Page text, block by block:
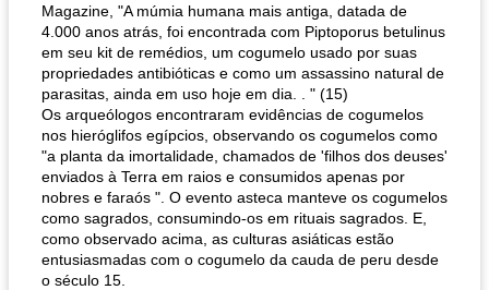
Magazine, "A múmia humana mais antiga, datada de
4.000 anos atrás, foi encontrada com Piptoporus betulinus
em seu kit de remédios, um cogumelo usado por suas
propriedades antibióticas e como um assassino natural de
parasitas, ainda em uso hoje em dia. . " (15)
Os arqueólogos encontraram evidências de cogumelos
nos hieróglifos egípcios, observando os cogumelos como
"a planta da imortalidade, chamados de 'filhos dos deuses'
enviados à Terra em raios e consumidos apenas por
nobres e faraós ". O evento asteca manteve os cogumelos
como sagrados, consumindo-os em rituais sagrados. E,
como observado acima, as culturas asiáticas estão
entusiasmadas com o cogumelo da cauda de peru desde
o século 15.